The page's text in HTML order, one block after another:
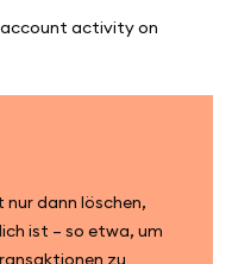
account activity on
dann löschen,
ist – so etwa, um
zu